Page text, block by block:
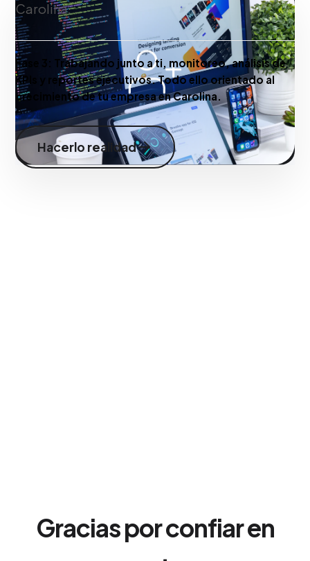
Carolina.
Fase 3: Trabajando junto a ti, monitoreo, análisis de
KPIs y reportes ejecutivos. Todo ello orientado al
crecimiento de tu empresa en Carolina.
Hacerlo realidad
Gracias por confiar en